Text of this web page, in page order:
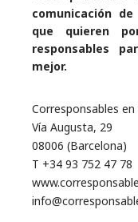
comunicación
que quieren
responsables
mejor.
Corresponsables en
Vía Augusta, 29
08006 (Barcelona)
T +34 93 752 47 78